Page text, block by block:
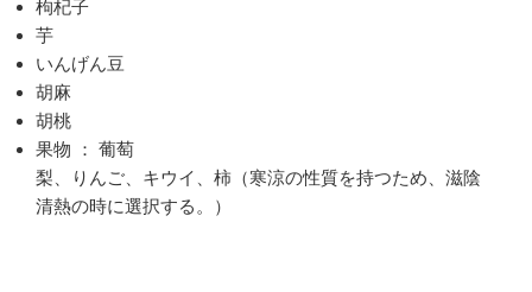
枸杞子
芋
いんげん豆
胡麻
胡桃
果物 ： 葡萄
梨、りんご、キウイ、柿（寒涼の性質を持つため、滋陰
清熱の時に選択する。）